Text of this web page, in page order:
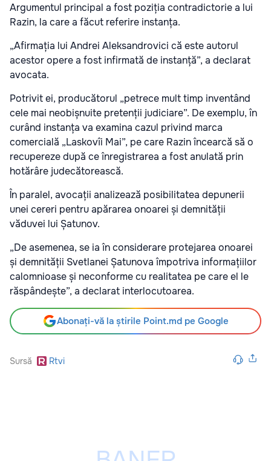
Argumentul principal a fost poziția contradictorie a lui
Razin, la care a făcut referire instanța.
„Afirmația lui Andrei Aleksandrovici că este autorul
acestor opere a fost infirmată de instanță”, a declarat
avocata.
Potrivit ei, producătorul „petrece mult timp inventând
cele mai neobișnuite pretenții judiciare”. De exemplu, în
curând instanța va examina cazul privind marca
comercială „Laskovîi Mai”, pe care Razin încearcă să o
recupereze după ce înregistrarea a fost anulată prin
hotărâre judecătorească.
În paralel, avocații analizează posibilitatea depunerii
unei cereri pentru apărarea onoarei și demnității
văduvei lui Șatunov.
„De asemenea, se ia în considerare protejarea onoarei
și demnității Svetlanei Șatunova împotriva informațiilor
calomnioase și neconforme cu realitatea pe care el le
răspândește”, a declarat interlocutoarea.
Abonați-vă la știrile Point.md pe Google
Sursă Rtvi